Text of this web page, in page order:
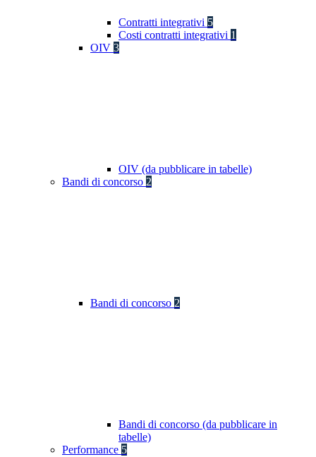
Contratti integrativi 5
Costi contratti integrativi 1
OIV 3
OIV (da pubblicare in tabelle)
Bandi di concorso 2
Bandi di concorso 2
Bandi di concorso (da pubblicare in
tabelle)
Performance 5